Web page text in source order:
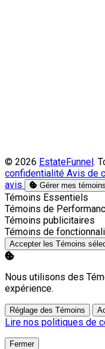
© 2026 EstateFunnel.
confidentialité Avis de
avis
Gérer mes témoins
Activer
Témoins Essentiels
Activer
Témoins de
Activer
Témoins publicitaires
Activer
Témoins de
Accepter les Témoins
Nous utilisons des
expérience.
Réglage des Témoins
Lire nos politiques de
Fermer